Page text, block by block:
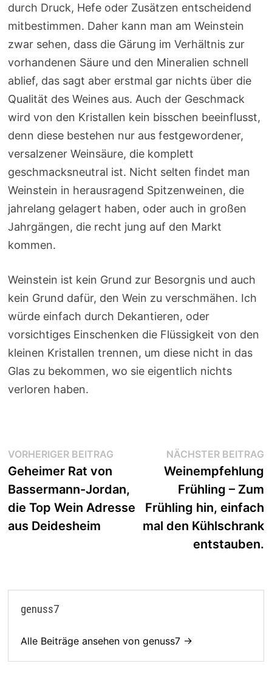
durch Druck, Hefe oder Zusätzen entscheidend
mitbestimmen. Daher kann man am Weinstein
zwar sehen, dass die Gärung im Verhältnis zur
vorhandenen Säure und den Mineralien schnell
ablief, das sagt aber erstmal gar nichts über die
Qualität des Weines aus. Auch der Geschmack
wird von den Kristallen kein bisschen beeinflusst,
denn diese bestehen nur aus festgewordener,
versalzener Weinsäure, die komplett
geschmacksneutral ist. Nicht selten findet man
Weinstein in herausragend Spitzenweinen, die
jahrelang gelagert haben, oder auch in großen
Jahrgängen, die recht jung auf den Markt
kommen.
Weinstein ist kein Grund zur Besorgnis und auch
kein Grund dafür, den Wein zu verschmähen. Ich
würde einfach durch Dekantieren, oder
vorsichtiges Einschenken die Flüssigkeit von den
kleinen Kristallen trennen, um diese nicht in das
Glas zu bekommen, wo sie eigentlich nichts
verloren haben.
Beitragsnavigation
VORHERIGER BEITRAGVorheriger
Geheimer Rat von
Bassermann-Jordan,
die Top Wein Adresse
aus Deidesheim
NÄCHSTER BEITRAG
Weinempfehlung
Frühling – Zum
Frühling hin, einfach
mal den Kühlschrank
entstauben.
genuss7
Alle Beiträge ansehen von genuss7 →